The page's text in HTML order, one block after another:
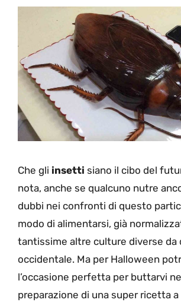
Che gli insetti siano il cibo del
nota, anche se qualcuno nutre
dubbi nei confronti di questo
modo di alimentarsi, già
tantissime altre culture diverse da
occidentale. Ma per Halloween
l’occasione perfetta per buttarvi
preparazione di una super ricetta a